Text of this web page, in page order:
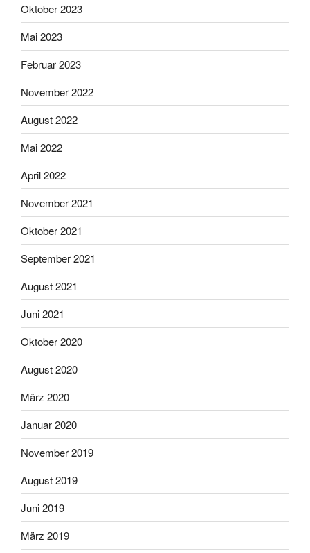
Oktober 2023
Mai 2023
Februar 2023
November 2022
August 2022
Mai 2022
April 2022
November 2021
Oktober 2021
September 2021
August 2021
Juni 2021
Oktober 2020
August 2020
März 2020
Januar 2020
November 2019
August 2019
Juni 2019
März 2019